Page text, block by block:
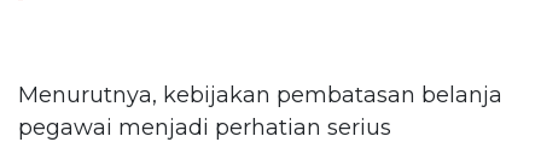
Menurutnya, kebijakan pembatasan belanja
pegawai menjadi perhatian serius